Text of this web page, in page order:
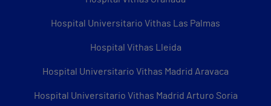
Hospital Universitario Vithas Las Palmas
Hospital Vithas Lleida
Hospital Universitario Vithas Madrid Aravaca
Hospital Universitario Vithas Madrid Arturo Soria